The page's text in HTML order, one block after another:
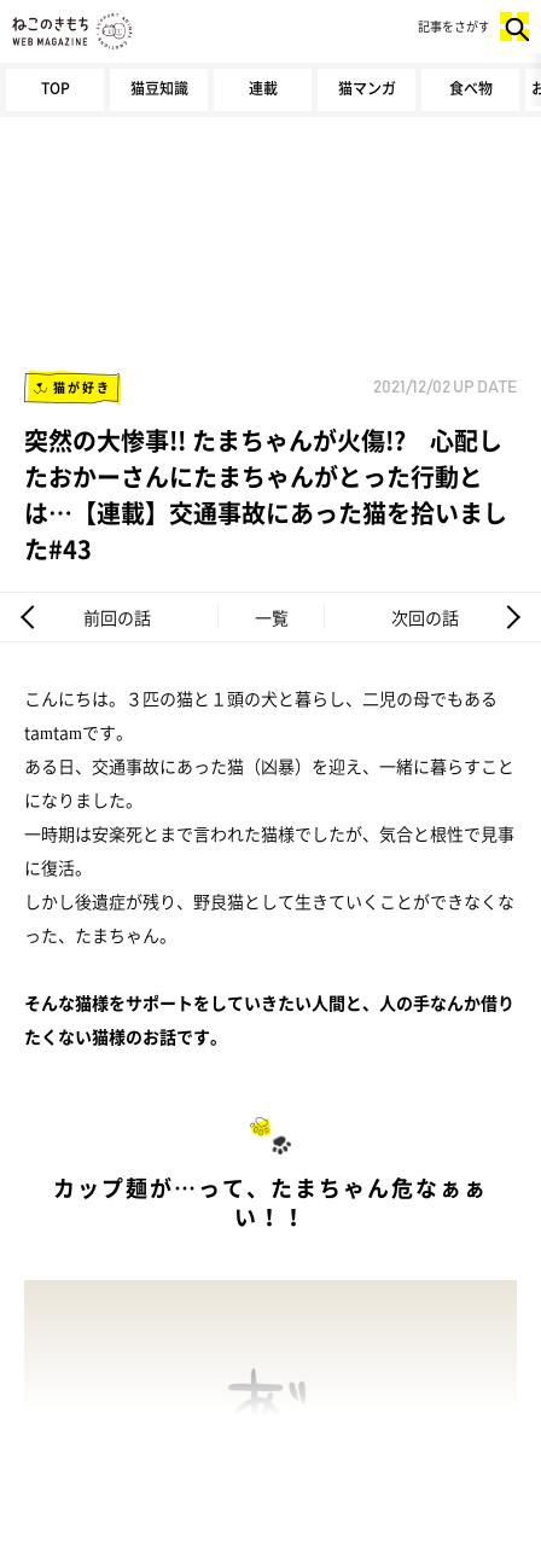
TOP 猫豆知識 連載 猫マンガ 食べ物
記事をさがす
猫が好き 2021/12/02 UP DATE
突然の大惨事!! たまちゃんが火傷!? 心配し
たおかーさんにたまちゃんがとった行動と
は…【連載】交通事故にあった猫を拾いまし
た#43
前回の話 一覧 次回の話
こんにちは。３匹の猫と１頭の犬と暮らし、二児の母でもある
tamtamです。
ある日、交通事故にあった猫（凶暴）を迎え、一緒に暮らすこと
になりました。
一時期は安楽死とまで言われた猫様でしたが、気合と根性で見事
に復活。
しかし後遺症が残り、野良猫として生きていくことができなくな
った、たまちゃん。
そんな猫様をサポートをしていきたい人間と、人の手なんか借り
たくない猫様のお話です。
カップ麺が…って、たまちゃん危なぁぁ
い！！